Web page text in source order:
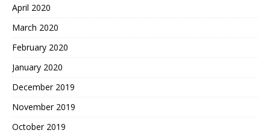
April 2020
March 2020
February 2020
January 2020
December 2019
November 2019
October 2019